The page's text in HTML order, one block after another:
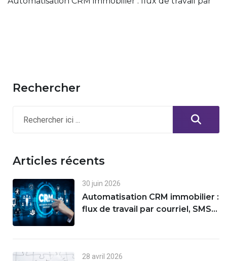
Rechercher
Articles récents
30 juin 2026
Automatisation CRM immobilier :
flux de travail par courriel, SMS
28 avril 2026